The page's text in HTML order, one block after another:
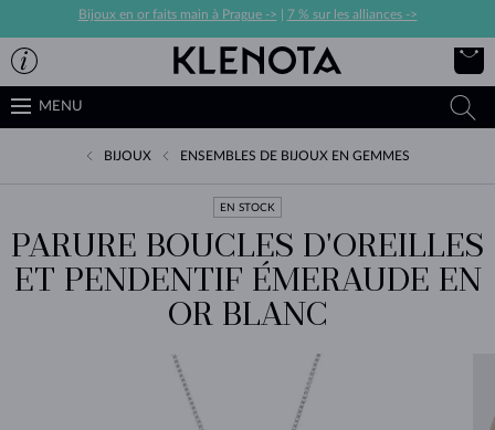
Bijoux en or faits main à Prague -> 7 % sur les alliances ->
MENU
BIJOUX ENSEMBLES DE BIJOUX EN GEMMES
EN STOCK
PARURE BOUCLES D'OREILLES
ET PENDENTIF ÉMERAUDE EN
OR BLANC